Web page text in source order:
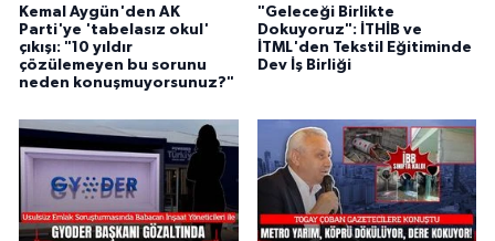
Kemal Aygün'den AK
Parti'ye 'tabelasız okul'
çıkışı: "10 yıldır
çözülemeyen bu sorunu
neden konuşmuyorsunuz?"
"Geleceği Birlikte
Dokuyoruz": İTHİB ve
İTML'den Tekstil Eğitiminde
Dev İş Birliği